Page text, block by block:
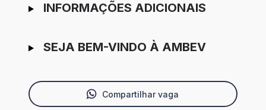
INFORMAÇÕES ADICIONAIS
SEJA BEM-VINDO À AMBEV
Compartilhar vaga